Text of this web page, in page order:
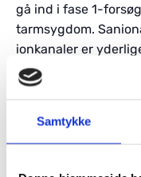
Samtykke
gå ind i fase 1-
tarmsygdom.
ionkanaler er
AstronauTx og
Market. Yderligere